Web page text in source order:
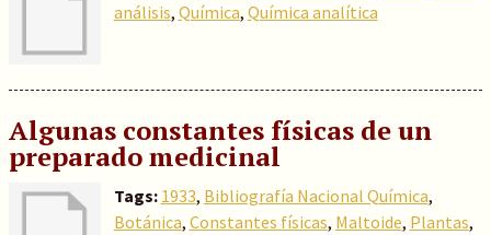
análisis, Química, Química analítica
Algunas constantes físicas de un
preparado medicinal
Tags: 1933, Bibliografía Nacional Química,
Botánica, Constantes físicas, Maltoide, Plantas,